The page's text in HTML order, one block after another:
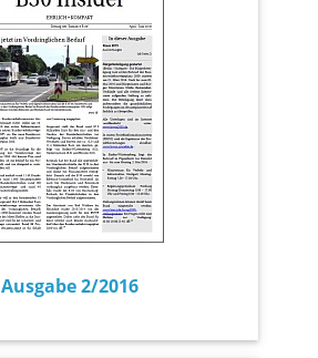
Ausgabe 2/2016